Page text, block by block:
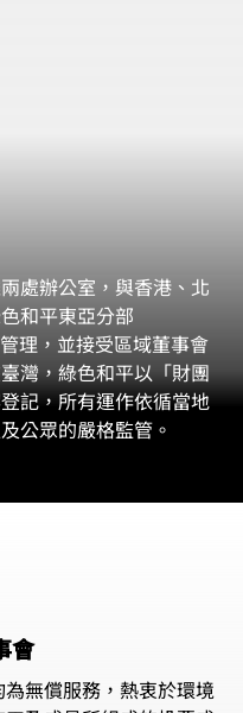
處辦公室，與香港、北
和平東亞分部
理，並接受區域董事會
灣，綠色和平以「財團
記，所有運作依循當地
公眾的嚴格監管。
會
無償服務，熱衷於環境